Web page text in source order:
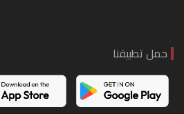
حمل تطبيقنا